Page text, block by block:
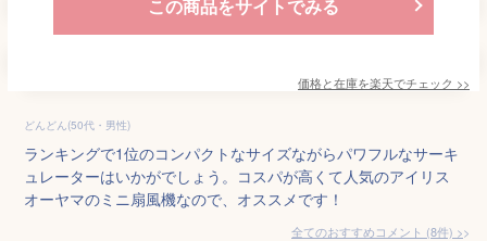
この商品をサイトでみる
価格と在庫を楽天でチェック >>
どんどん(50代・男性)
ランキングで1位のコンパクトなサイズながらパワフルなサーキ
ュレーターはいかがでしょう。コスパが高くて人気のアイリス
オーヤマのミニ扇風機なので、オススメです！
全てのおすすめコメント (8件) >